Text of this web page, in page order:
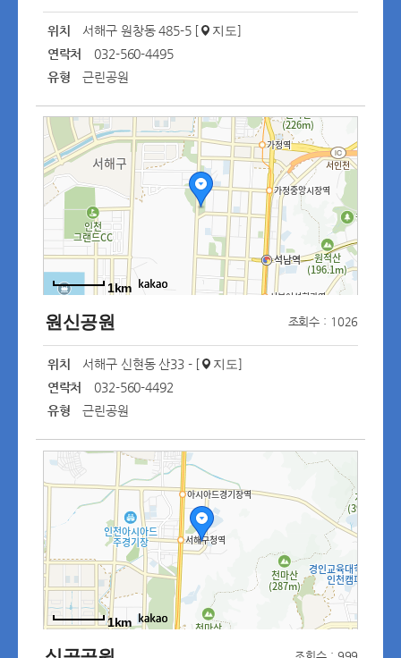
위치 서해구 원창동 485-5 [ 지도]
연락처
032-560-4495
유형
근린공원
1km
원신공원 조회수 : 1026
위치 서해구 신현동 산33 - [ 지도]
연락처
032-560-4492
유형
근린공원
1km
조회수 : 999